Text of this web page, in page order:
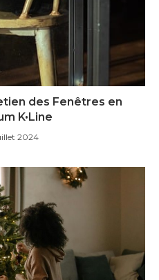
des Fenêtres en
K•Line
2024